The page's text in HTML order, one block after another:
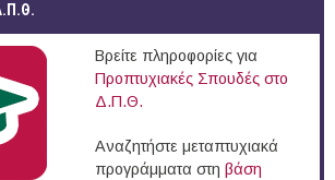
Βρείτε πληροφορίες για
Προπτυχιακές Σπουδές στο
Δ.Π.Θ.
Αναζητήστε μεταπτυχιακά
προγράμματα στη βάση